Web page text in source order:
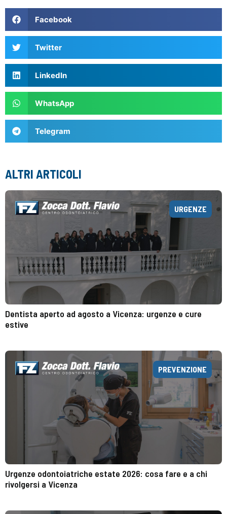
Facebook
Twitter
LinkedIn
WhatsApp
Telegram
ALTRI ARTICOLI
URGENZE
Dentista aperto ad agosto a Vicenza: urgenze e cure
estive
PREVENZIONE
Urgenze odontoiatriche estate 2026: cosa fare e a chi
rivolgersi a Vicenza